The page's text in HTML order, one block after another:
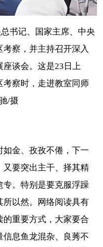
书记、国家主席、中央
察，并主持召开深入
谈会。这是23日上
察时，走进教室同师
/摄
如金、孜孜不倦，下一
要突出主干、择其精
。特别是要克服浮躁
所以然。网络阅读具有
重要方式，大家要合
息鱼龙混杂、良莠不